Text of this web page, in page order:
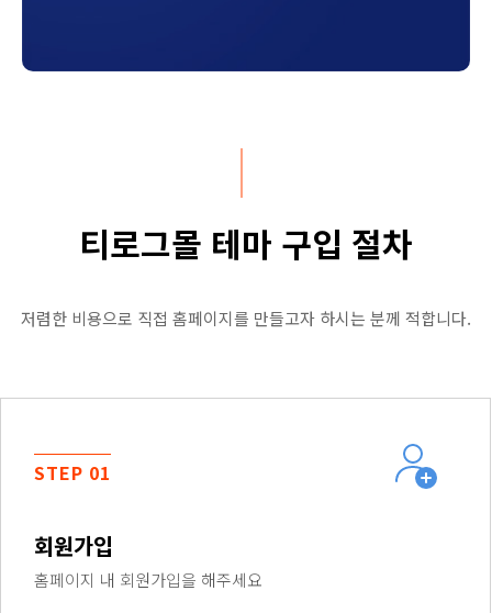
티로그몰 테마 구입 절차
저렴한 비용으로 직접 홈페이지를 만들고자 하시는 분께 적합니다.
STEP 01
회원가입
홈페이지 내 회원가입을 해주세요